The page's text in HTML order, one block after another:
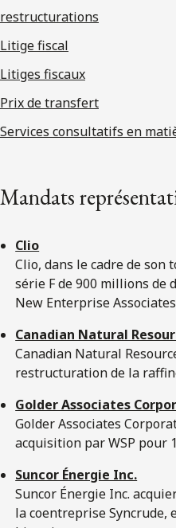
restructurations
Litige fiscal
Litiges fiscaux
Prix de transfert
Services consultatifs en
Mandats
Clio
Clio, dans le cadre de son
série F de 900 millions de
New Enterprise
Canadian Natural
Canadian Natural
restructuration de la
Golder Associates
Golder Associates
acquisition par WSP pour
Suncor Énergie Inc.
Suncor Énergie Inc.
la coentreprise